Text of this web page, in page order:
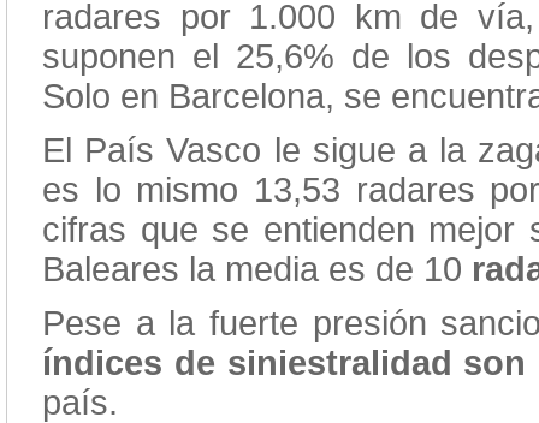
radares por 1.000 km de
suponen el 25,6% de los
Solo en Barcelona, se
El País Vasco le sigue a la
es lo mismo 13,53 radares
cifras que se entienden
Baleares la media es de 10
Pese a la fuerte presión
índices de siniestralidad son
país.